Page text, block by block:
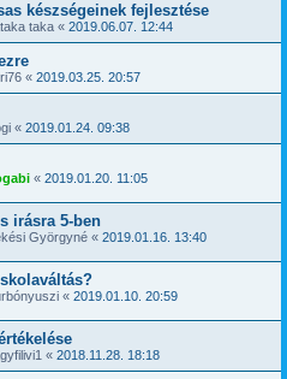
készségeinek fejlesztése
taka « 2019.06.07. 12:44
« 2019.03.25. 20:57
« 2019.01.24. 09:38
« 2019.01.20. 11:05
irásra 5-ben
Györgyné « 2019.01.16. 13:40
« 2019.01.10. 20:59
« 2018.11.28. 18:18